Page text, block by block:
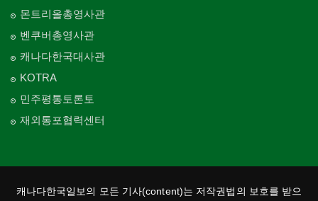
몬트리올총영사관
벤쿠버총영사관
캐나다한국대사관
KOTRA
민주평통토론토
재외통포협력센터
캐나다한국일보의 모든 기사(content)는 저작권법의 보호를 받으